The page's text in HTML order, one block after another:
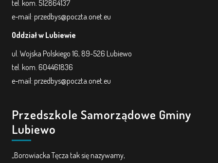
tel. kom. 512864137
e-mail: przedbys@poczta.onet.eu
Oddział w Lubiewie
ul. Wojska Polskiego 16, 89-526 Lubiewo
tel. kom. 604461836
e-mail: przedbys@poczta.onet.eu
Przedszkole Samorządowe Gminy
Lubiewo
„Borowiacka Tęcza tak się nazywamy,